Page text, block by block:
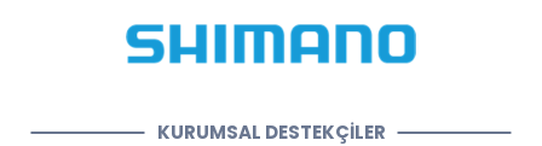
KURUMSAL DESTEKÇİLER